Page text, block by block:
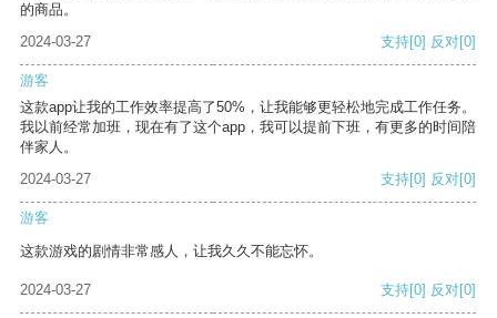
的商品。
2024-03-27
支持[0] 反对[0]
游客
这款app让我的工作效率提高了50%，让我能够更轻松地完成工作任务。
我以前经常加班，现在有了这个app，我可以提前下班，有更多的时间陪
伴家人。
2024-03-27
支持[0] 反对[0]
游客
这款游戏的剧情非常感人，让我久久不能忘怀。
2024-03-27 支持[0] 反对[0]